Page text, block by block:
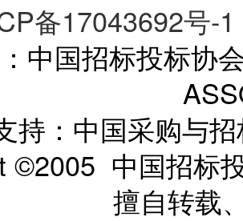
备17043692号-1
中国招标投标协
持：中国采购与
©2005 中国招标
擅自转载